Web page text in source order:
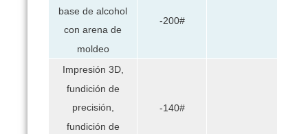
base de alcohol
con arena de
moldeo
-200#
Impresión 3D,
fundición de
precisión,
fundición de
-140#